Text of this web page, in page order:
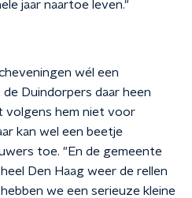
jaar naartoe leven."
wél een
Duindorpers daar heen
volgens hem niet voor
kan wel een beetje
toe. "En de gemeente
Den Haag weer de rellen
we een serieuze kleine